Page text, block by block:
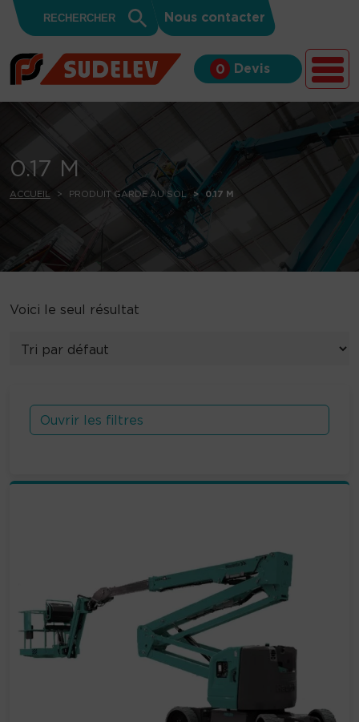
Skip to content
for:
Search
Button
Nous contacter
0 Devis
0.17 M
ACCUEIL PRODUIT GARDE AU SOL 0.17 M
Voici le seul résultat
Ouvrir les filtres